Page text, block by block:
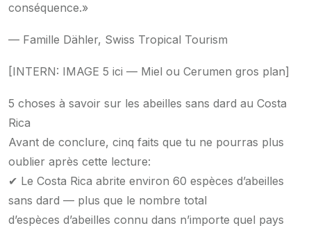
conséquence.»
— Famille Dähler, Swiss Tropical Tourism
[INTERN: IMAGE 5 ici — Miel ou Cerumen gros plan]
5 choses à savoir sur les abeilles sans dard au Costa
Rica
Avant de conclure, cinq faits que tu ne pourras plus
oublier après cette lecture:
✔ Le Costa Rica abrite environ 60 espèces d’abeilles
sans dard — plus que le nombre total
d’espèces d’abeilles connu dans n’importe quel pays